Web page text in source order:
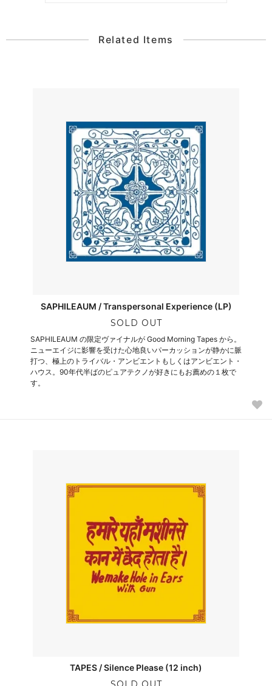
Related Items
SAPHILEAUM / Transpersonal Experience (LP)
SOLD OUT
SAPHILEAUM の限定ヴァイナルが Good Morning Tapes から。
ニューエイジに影響を受けた心地良いパーカッションが静かに脈
打つ、極上のトライバル・アンビエントもしくはアンビエント・
ハウス。90年代半ばのピュアテクノが好きにもお薦めの１枚で
す。
TAPES / Silence Please (12 inch)